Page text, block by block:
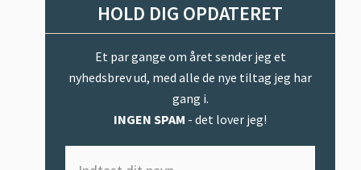
HOLD DIG OPDATERET
Et par gange om året sender jeg et
nyhedsbrev ud, med alle de nye tiltag jeg har
gang i.
INGEN SPAM - det lover jeg!